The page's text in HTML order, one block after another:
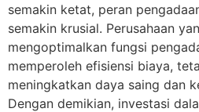
semakin ketat, peran
semakin krusial. Perusahaan
mengoptimalkan fungsi
memperoleh efisiensi biaya,
meningkatkan daya saing dan
Dengan demikian, investasi